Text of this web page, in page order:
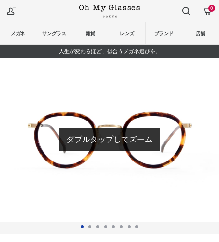
メガネ サングラス 雑貨 レンズ ブランド 店舗
0
人生が変わるほど、似合うメガネ選びを。
ダブルタップしてズーム